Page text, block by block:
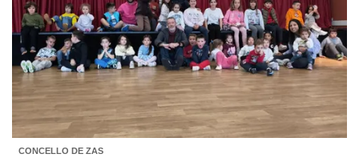
CONCELLO DE ZAS